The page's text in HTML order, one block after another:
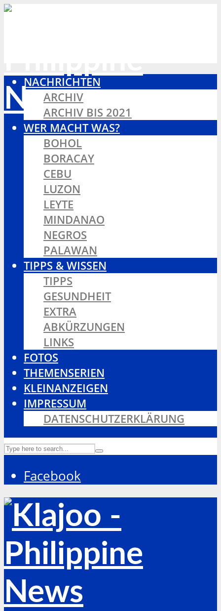
NACHRICHTEN
ARCHIV
ARCHIV BIS 2021
WER MACHT WAS?
BOHOL
BORACAY
CEBU
LUZON
LEYTE
MINDANAO
NEGROS
PALAWAN
TIPPS & WISSEN
TIPPS
GESUNDHEIT
EXTRA
ABKÜRZUNGEN
LINKS
FOTOS
THEMENSERIEN
KLEINANZEIGEN
IMPRESSUM
DATENSCHUTZERKLÄRUNG
Facebook